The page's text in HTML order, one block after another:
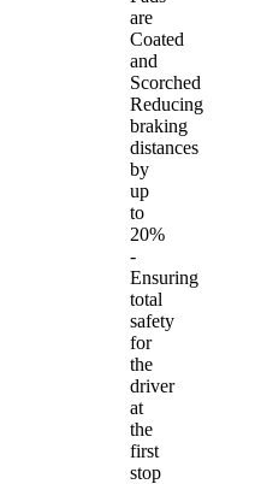
are
Coated
and
Scorched
Reducing
braking
distances
by
up
to
20%
-
Ensuring
total
safety
for
the
driver
at
the
first
stop